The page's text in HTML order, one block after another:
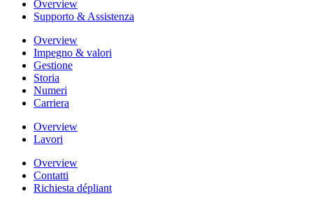
Overview
Supporto & Assistenza
Overview
Impegno & valori
Gestione
Storia
Numeri
Carriera
Overview
Lavori
Overview
Contatti
Richiesta dépliant